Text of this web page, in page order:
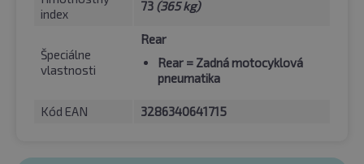
index
73 (365 kg)
Špeciálne
vlastnosti
Rear
Rear = Zadná motocyklová
pneumatika
Kód EAN 3286340641715